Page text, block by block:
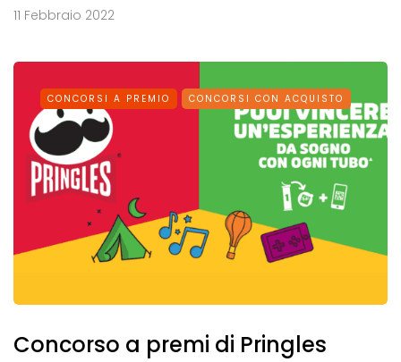
11 Febbraio 2022
CONCORSI A PREMIO CONCORSI CON ACQUISTO
Concorso a premi di Pringles